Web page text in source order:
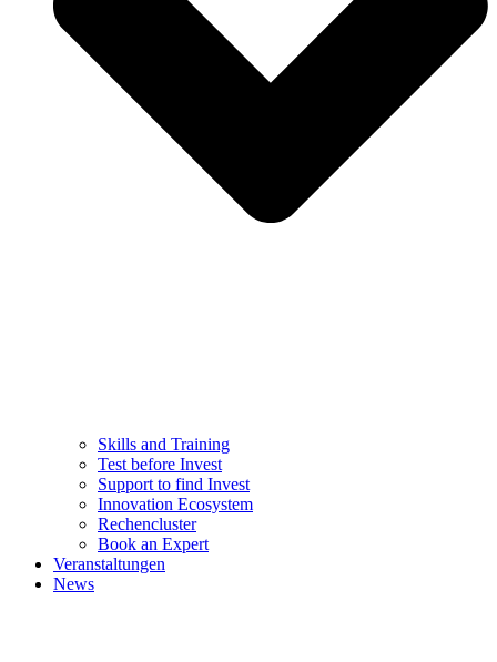
Skills and Training
Test before Invest
Support to find Invest
Innovation Ecosystem
Rechencluster​
Book an Expert
Veranstaltungen
News